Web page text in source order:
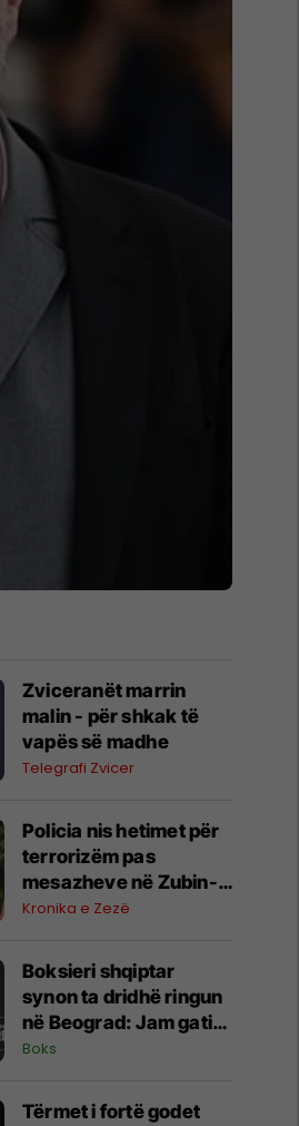
Zviceranët marrin
malin - për shkak të
vapës së madhe
Telegrafi Zvicer
Policia nis hetimet për
terrorizëm pas
mesazheve në Zubin-
Potok
Kronika e Zezë
Boksieri shqiptar
synon ta dridhë ringun
në Beograd: Jam gati,
Zoti e bekoftë
Boks
Tërmet i fortë godet